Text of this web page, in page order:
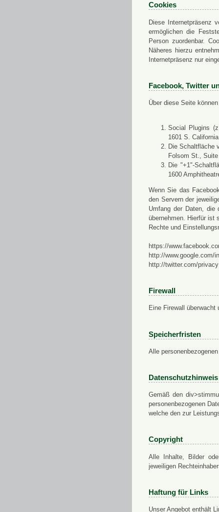
Cookies
Diese Internetpräsenz
ermöglichen die
Person zuordenbar.
Näheres hierzu
Internetpräsenz nur
Facebook, Twitter
Über diese Seite
Social Plugins
1601 S.
Die Schaltfläche
Folsom St.,
Die "+1"-
1600
Wenn Sie das
den Servern der
Umfang der Daten, die
übernehmen. Hierfür ist
Rechte und
https://
http://www.google.com/
http://twitter.com/privacy
Firewall
Eine Firewall
Speicherfristen
Alle
Datenschutzhinweis
Gemäß den
personenbezogenen
welche den zur
Copyright
Alle Inhalte, Bilder
jeweiligen
Haftung für Links
Unser Angebot enthält